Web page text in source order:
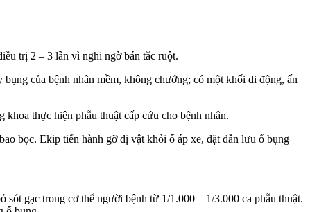
trị 2 – 3 lần vì nghi ngờ bán tắc ruột.
của bệnh nhân mềm, không chướng; có một khối di động, ấn
thực hiện phẫu thuật cấp cứu cho bệnh nhân.
bọc. Ekip tiến hành gỡ dị vật khỏi ổ áp xe, đặt dẫn lưu ổ bụng
gạc trong cơ thể người bệnh từ 1/1.000 – 1/3.000 ca phẫu thuật.